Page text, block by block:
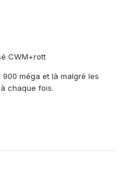
CWM+rott
méga et là malgré les
chaque fois.